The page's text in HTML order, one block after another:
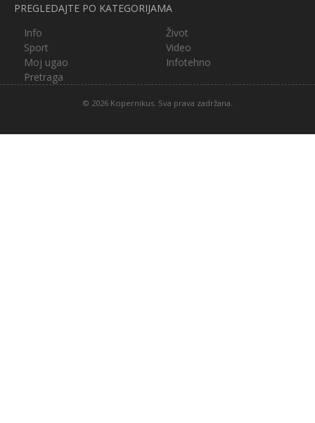
PREGLEDAJTE PO KATEGORIJAMA
Info
Život
Sport
Video
Moj ugao
Infotehno
Pretraga
© 2026 Kopernikus. Sva prava zadržana.